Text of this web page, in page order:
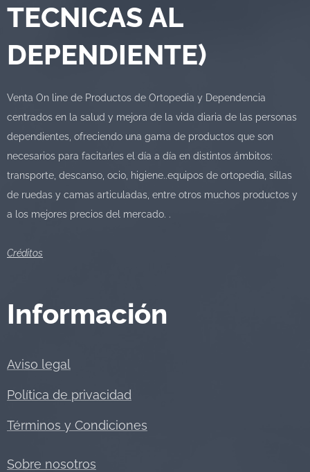
TECNICAS AL
DEPENDIENTE)
Venta On line de Productos de Ortopedia y Dependencia
centrados en la salud y mejora de la vida diaria de las personas
dependientes, ofreciendo una gama de productos que son
necesarios para facitarles el día a día en distintos ámbitos:
transporte, descanso, ocio, higiene..equipos de ortopedia, sillas
de ruedas y camas articuladas, entre otros muchos productos y
a los mejores precios del mercado. .
Créditos
Información
Aviso legal
Política de privacidad
Términos y Condiciones
Sobre nosotros